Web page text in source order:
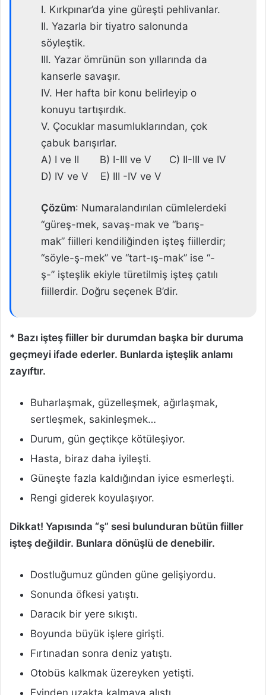
I. Kırkpınar’da yine güreşti pehlivanlar.
II. Yazarla bir tiyatro salonunda
söyleştik.
III. Yazar ömrünün son yıllarında da
kanserle savaşır.
IV. Her hafta bir konu belirleyip o
konuyu tartışırdık.
V. Çocuklar masumluklarından, çok
çabuk barışırlar.
A) I ve II B) I-III ve V C) II-III ve IV
D) IV ve V E) III -IV ve V
Çözüm: Numaralandırılan cümlelerdeki
“güreş-mek, savaş-mak ve “barış-
mak” fiilleri kendiliğinden işteş fiillerdir;
“söyle-ş-mek” ve “tart-ış-mak” ise “-
ş-” işteşlik ekiyle türetilmiş işteş çatılı
fiillerdir. Doğru seçenek B’dir.
* Bazı işteş fiiller bir durumdan başka bir duruma
geçmeyi ifade ederler. Bunlarda işteşlik anlamı
zayıftır.
Buharlaşmak, güzelleşmek, ağırlaşmak,
sertleşmek, sakinleşmek…
Durum, gün geçtikçe kötüleşiyor.
Hasta, biraz daha iyileşti.
Güneşte fazla kaldığından iyice esmerleşti.
Rengi giderek koyulaşıyor.
Dikkat! Yapısında “ş” sesi bulunduran bütün fiiller
işteş değildir. Bunlara dönüşlü de denebilir.
Dostluğumuz günden güne gelişiyordu.
Sonunda öfkesi yatıştı.
Daracık bir yere sıkıştı.
Boyunda büyük işlere girişti.
Fırtınadan sonra deniz yatıştı.
Otobüs kalkmak üzereyken yetişti.